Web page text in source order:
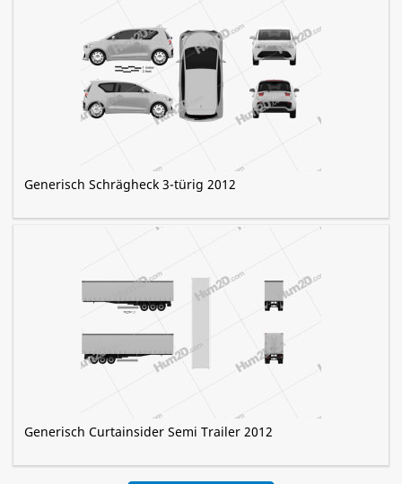
Generisch Schrägheck 3-türig 2012
Generisch Curtainsider Semi Trailer 2012